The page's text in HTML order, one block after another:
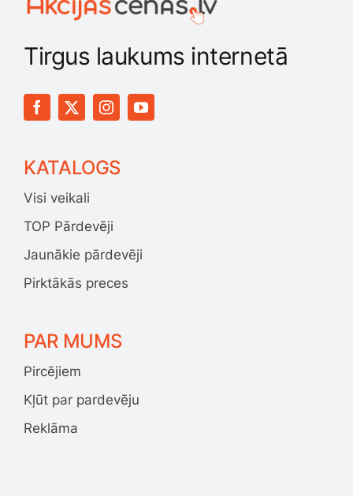
Tirgus laukums internetā
KATALOGS
Visi veikali
TOP Pārdevēji
Jaunākie pārdevēji
Pirktākās preces
PAR MUMS
Pircējiem
Kļūt par pardevēju
Reklāma